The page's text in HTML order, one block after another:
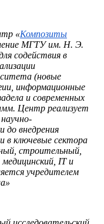
«Композиты
МГТУ им. Н. Э.
содействия в
(новые
информационные
и современных
Центр реализует
до внедрения
в ключевые сектора
строительный,
IT и
учредителем